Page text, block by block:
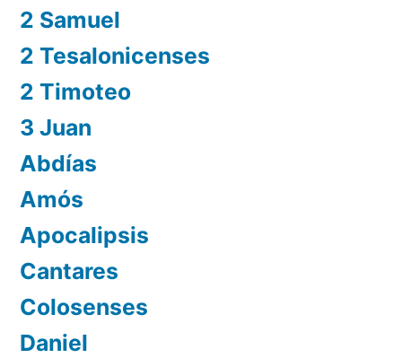
2 Samuel
2 Tesalonicenses
2 Timoteo
3 Juan
Abdías
Amós
Apocalipsis
Cantares
Colosenses
Daniel